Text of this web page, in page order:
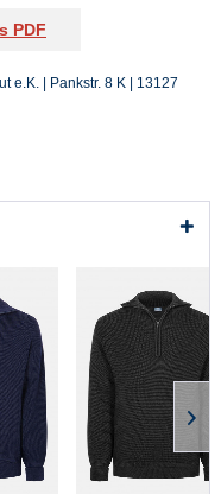
PDF
e.K. | Pankstr. 8 K | 13127